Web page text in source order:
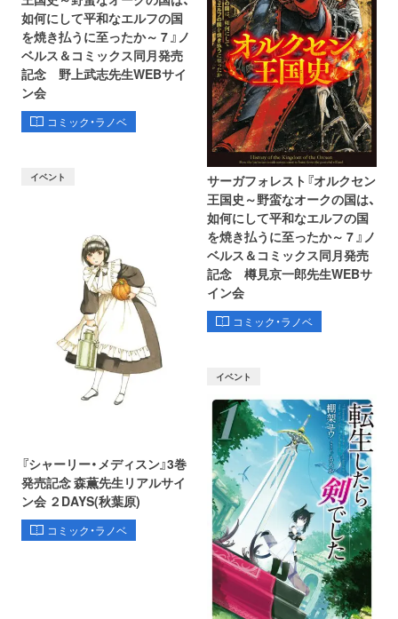
如何にして平和なエルフの国
を焼き払うに至ったか～ 7 』ノ
ベルス＆コミックス同月発売
記念 野上武志先生WEBサイ
ン会
コミック・ラノベ
サーガフォレスト『オルクセン
王国史～野蛮なオークの国は、
如何にして平和なエルフの国
を焼き払うに至ったか～ 7 』ノ
ベルス＆コミックス同月発売
記念 樽見京一郎先生WEBサ
イン会
コミック・ラノベ
イベント
『シャーリー・メディスン』3巻
発売記念 森薫先生リアルサイ
ン会 ２DAYS(秋葉原)
コミック・ラノベ
イベント